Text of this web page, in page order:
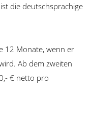
die deutschsprachige
12 Monate, wenn er
Ab dem zweiten
€ netto pro